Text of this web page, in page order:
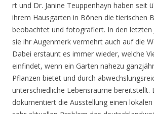
rt und Dr. Janine Teuppenhayn haben seit
ihrem Hausgarten in Bönen die tierischen
beobachtet und fotografiert. In den letzten
sie ihr Augenmerk vermehrt auch auf die
Dabei erstaunt es immer wieder, welche
einfindet, wenn ein Garten nahezu
Pflanzen bietet und durch
unterschiedliche Lebensräume bereitstellt.
dokumentiert die Ausstellung einen